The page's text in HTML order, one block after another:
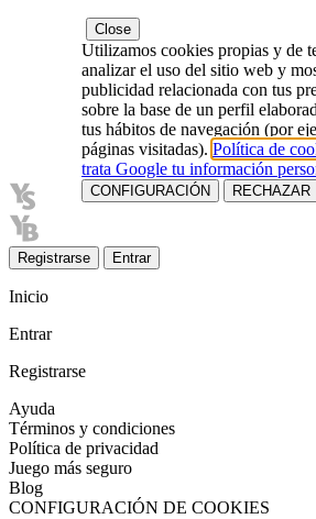
Registrarse Entrar
Inicio
Entrar
Registrarse
Ayuda
Términos y condiciones
Política de privacidad
Juego más seguro
Blog
CONFIGURACIÓN DE COOKIES
Close
Utilizamos cookies propias y de
analizar el uso del sitio web y
publicidad relacionada con tus
sobre la base de un perfil
tus hábitos de navegación (por
páginas visitadas). Política de
trata Google tu información
CONFIGURACIÓN RECHAZAR